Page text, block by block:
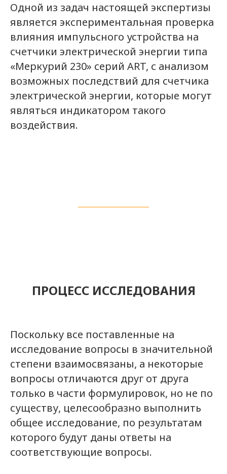
Одной из задач настоящей экспертизы
является экспериментальная проверка
влияния импульсного устройства на
счетчики электрической энергии типа
«Меркурий 230» серий ART, с анализом
возможных последствий для счетчика
электрической энергии, которые могут
являться индикатором такого
воздействия.
ПРОЦЕСС ИССЛЕДОВАНИЯ
Поскольку все поставленные на
исследование вопросы в значительной
степени взаимосвязаны, а некоторые
вопросы отличаются друг от друга
только в части формулировок, но не по
существу, целесообразно выполнить
общее исследование, по результатам
которого будут даны ответы на
соответствующие вопросы.